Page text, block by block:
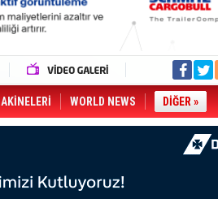
WORLD NEWS DİĞER »